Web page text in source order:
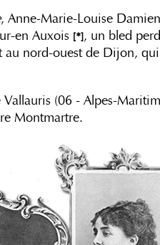
, Anne-Marie-Louise
en Auxois [*], un bled
au nord-ouest de Dijon,
(06 - Alpes-
Montmartre.